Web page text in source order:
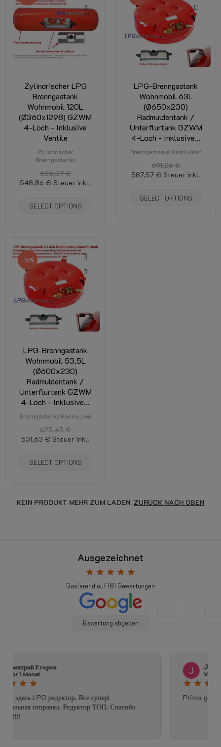
Zylindrischer LPG
Brenngastank
Wohnmobil 120L
(Ø360x1298) GZWM
4-Loch - Inklusive
Ventile
Zylindrischer
Brenngastanks
686,07 €
548,86 € Steuer inkl.
SELECT OPTIONS
LPG-Brenngastank
Wohnmobil 63L
(Ø650x230)
Radmuldentank /
Unterflurtank GZWM
4-Loch - Inklusive...
Brenngastanks Radmulden
691,26 €
587,57 € Steuer inkl.
SELECT OPTIONS
-15%
LPG-Brenngastank
Wohnmobil 53,5L
(Ø600x230)
Radmuldentank /
Unterflurtank GZWM
4-Loch - Inklusive...
Brenngastanks Radmulden
625,45 €
531,63 € Steuer inkl.
SELECT OPTIONS
KEIN PRODUKT MEHR ZUM LADEN. ZURÜCK NACH OBEN
Ausgezeichnet
star star star star star
Basierend auf181 Bewertungen
Bewertung abgeben
Johnny Douwma
star
Prima geholpen